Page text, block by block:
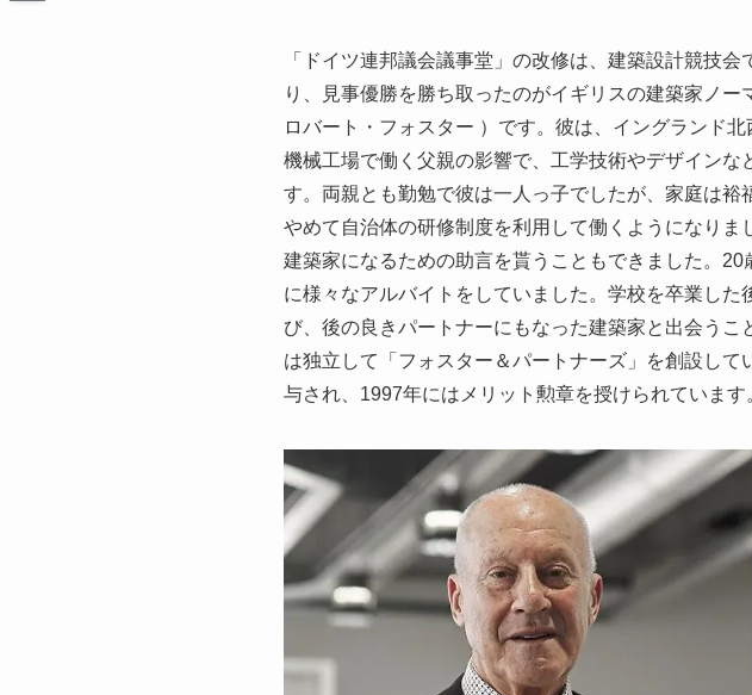
「ドイツ連邦議会議事堂」の改修は、建築設計競技
り、見事優勝を勝ち取ったのがイギリスの建築家ノ
ロバート・フォスター ）です。彼は、イングランド
機械工場で働く父親の影響で、工学技術やデザイン
す。両親とも勤勉で彼は一人っ子でしたが、家庭は
やめて自治体の研修制度を利用して働くようになり
建築家になるための助言を貰うこともできました。
に様々なアルバイトをしていました。学校を卒業し
び、後の良きパートナーにもなった建築家と出会う
は独立して「フォスター＆パートナーズ」を創設し
与され、1997年にはメリット勲章を授けられています